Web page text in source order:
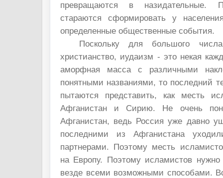
превращаются в назидательные.
стараются сформировать у
определенные общественные события.
Поскольку для большого
христианство, иудаизм - это некая
аморфная масса с различными
понятными названиями, то последний
пытаются представить, как месть
Афганистан и Сирию. Не очень
Афганистан, ведь Россия уже давно
последними из Афганистана
партнерами. Поэтому месть
на Европу. Поэтому исламистов нужно
везде всеми возможными способами.